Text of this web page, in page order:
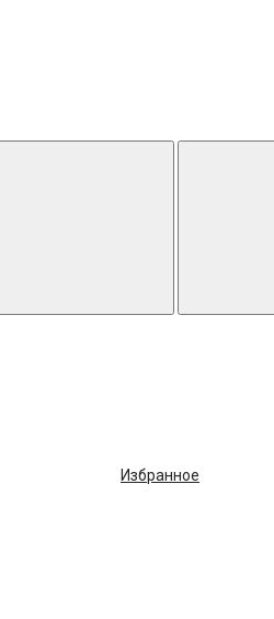
Избранное